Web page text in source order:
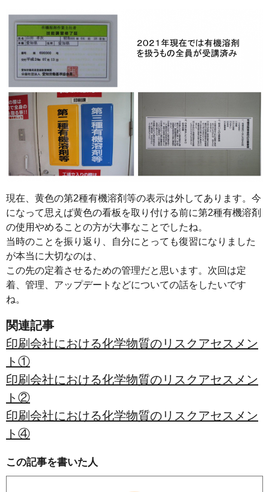
現在、黄色の第2種有機溶剤等の表示は外してあります。今
になって思えば黄色の看板を取り付ける前に第2種有機溶剤
の使用やめることの方が大事なことでしたね。
当時のことを振り返り、自分にとっても復習になりました
が本当に大切なのは、
この先の定着させるための管理だと思います。次回は定
着、管理、アップデートなどについての話をしたいです
ね。
関連記事
印刷会社における化学物質のリスクアセスメン
ト①
印刷会社における化学物質のリスクアセスメン
ト②
印刷会社における化学物質のリスクアセスメン
ト④
この記事を書いた人